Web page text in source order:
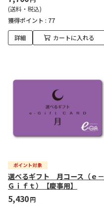
(送料・税込)
獲得ポイント : 77
詳細 カートに入れる
選べるギフト 月コース（ｅ－
Ｇｉｆｔ）【慶事用】
5,430円